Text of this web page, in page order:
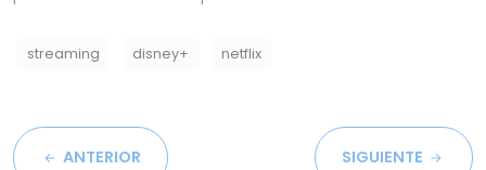
streaming disney+ netflix
ANTERIOR SIGUIENTE